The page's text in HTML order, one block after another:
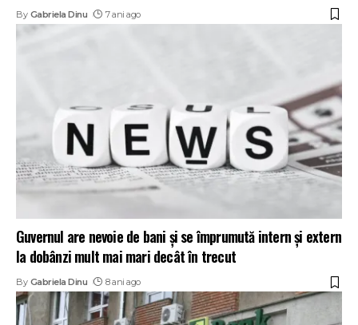
By Gabriela Dinu 7 ani ago
Guvernul are nevoie de bani și se împrumută intern și extern
la dobânzi mult mai mari decât în trecut
By Gabriela Dinu 8 ani ago